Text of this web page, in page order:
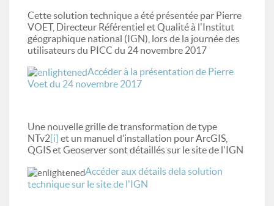
Cette solution technique a été présentée par Pierre
VOET, Directeur Référentiel et Qualité à l'Institut
géographique national (IGN), lors de la journée des
utilisateurs du PICC du 24 novembre 2017
Accéder à la présentation de Pierre
Voet du 24 novembre 2017
Une nouvelle grille de transformation de type
NTv2[i] et un manuel d’installation pour ArcGIS,
QGIS et Geoserver sont détaillés sur le site de l'IGN
Accéder aux détails dela solution
technique sur le site de l'IGN